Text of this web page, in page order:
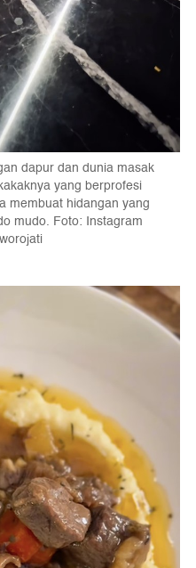
dapur dan dunia masak
yang berprofesi
membuat hidangan yang
mudo. Foto: Instagram